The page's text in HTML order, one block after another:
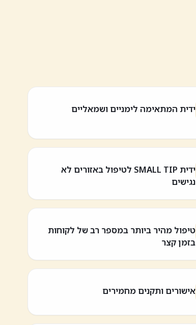
ידית המתאימה לימניים ושמאליים
ידית SMALL TIP לטיפול באזורים לא
נגישים
טיפול מהיר ביותר במספר רב של לקוחות
בזמן קצר
אישורים ותקנים מחמירים